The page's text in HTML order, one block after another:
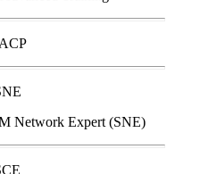
Network Expert (SNE)